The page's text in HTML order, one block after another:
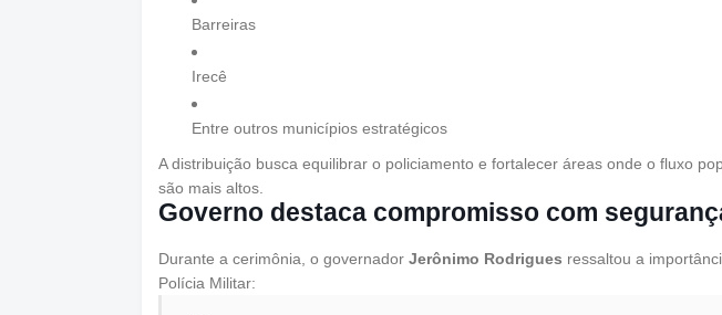
Barreiras
Irecê
Entre outros municípios estratégicos
A distribuição busca equilibrar o policiamento e fortalecer áreas onde o fluxo
são mais altos.
Governo destaca compromisso com
Durante a cerimônia, o governador Jerônimo Rodrigues ressaltou a
Polícia Militar: